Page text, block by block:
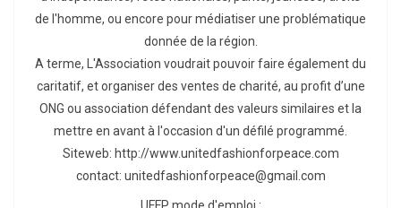
de l'homme, ou encore pour médiatiser une problématique
donnée de la région.
A terme, L'Association voudrait pouvoir faire également du
caritatif, et organiser des ventes de charité, au profit d’une
ONG ou association défendant des valeurs similaires et la
mettre en avant à l'occasion d'un défilé programmé.
Siteweb: http://www.unitedfashionforpeace.com
contact: unitedfashionforpeace@gmail.com
UFFP mode d'emploi :